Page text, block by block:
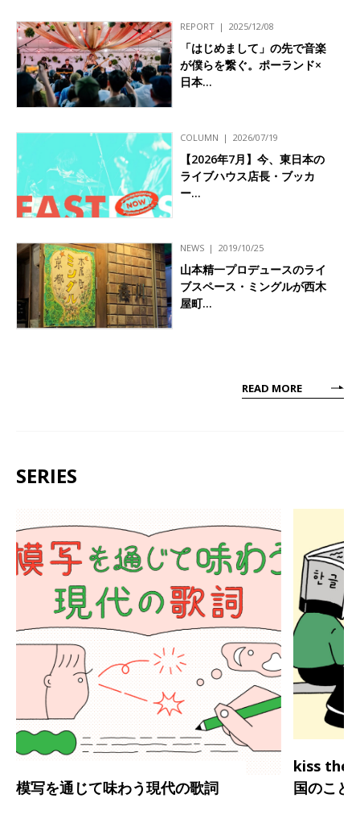
REPORT 2025/12/08
「はじめまして」の先で音楽
が僕らを繋ぐ。ポーランド×
日本…
COLUMN 2026/07/19
【2026年7月】今、東日本の
ライブハウス店長・ブッカ
ー…
NEWS 2019/10/25
山本精一プロデュースのライ
ブスペース・ミングルが西木
屋町…
READ MORE
SERIES
模写を通じて味わう現代の歌詞
kiss the
国のこと